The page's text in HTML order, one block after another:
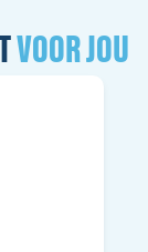
VOOR JOU